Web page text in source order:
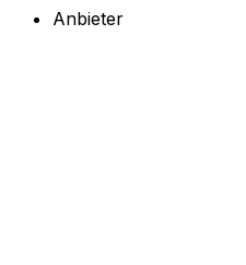
Anbieter